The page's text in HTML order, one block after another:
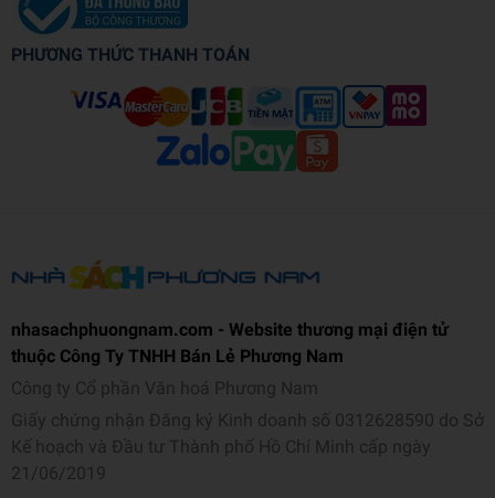
Ngôn ngữ
Trọng lượng (gr) 295
16.5 x 10.5 x 2.8
PHƯƠNG THỨC THANH TOÁN
nhasachphuongnam.com - Website thương mại điện tử
thuộc Công Ty TNHH Bán Lẻ Phương Nam
Công ty Cổ phần Văn hoá Phương Nam
Giấy chứng nhận Đăng ký Kinh doanh số 0312628590 do Sở
Kế hoạch và Đầu tư Thành phố Hồ Chí Minh cấp ngày
21/06/2019